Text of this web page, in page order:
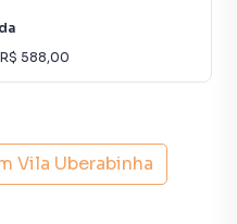
R$ 588,00
Vila Uberabinha